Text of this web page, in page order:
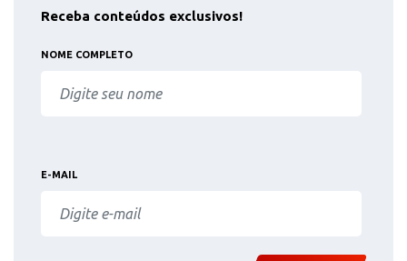
Receba conteúdos exclusivos!
NOME COMPLETO
E-MAIL